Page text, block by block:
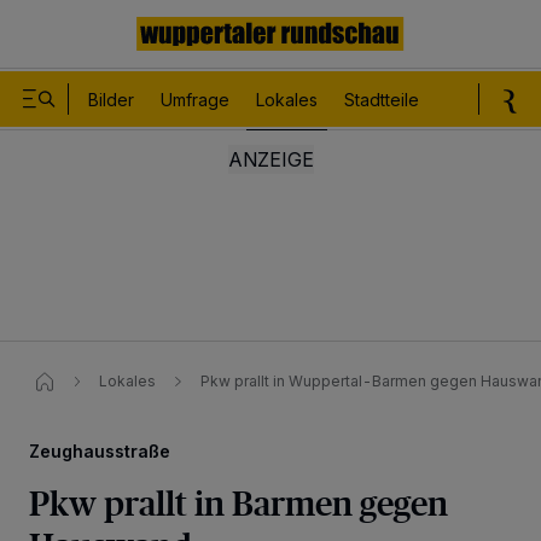
Bilder Umfrage Lokales Stadtteile
Lokales Pkw prallt in Wuppertal-Barmen gegen
Zeughausstraße
Pkw prallt in Barmen gegen